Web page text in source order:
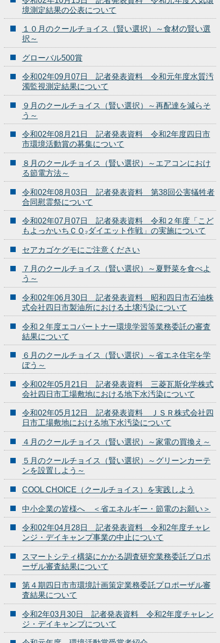
境測定結果の公表について
１０月のクールチョイス（賢い選択）～食材の賢い選
択～
グローバル500賞
令和02年09月07日 記者発表資料 令和元年度水質汚
濁監視測定結果について
９月のクールチョイス（賢い選択）～再配達を減らそ
う～
令和02年08月21日 記者発表資料 令和2年度四日市
市環境活動賞の募集について
８月のクールチョイス（賢い選択）～エアコンにおけ
る節電方法～
令和02年08月03日 記者発表資料 第38回公害犠牲者
合同慰霊祭について
令和02年07月07日 記者発表資料 令和２年度「こど
もよっかいちＣＯ₂ダイエット作戦」の実施について
セアカゴケグモにご注意ください
７月のクールチョイス（賢い選択）～夏野菜を食べよ
う～
令和02年06月30日 記者発表資料 昭和四日市石油株
式会社四日市製油所における土壌汚染について
令和２年度エコパートナー環境学習等業務委託の審査
結果について
６月のクールチョイス（賢い選択）～省エネ住宅を学
ぼう～
令和02年05月21日 記者発表資料 三菱瓦斯化学株式
会社四日市工場敷地における地下水汚染について
令和02年05月12日 記者発表資料 ＪＳＲ株式会社四
日市工場敷地における地下水汚染について
４月のクールチョイス（賢い選択）～家電の買換え～
５月のクールチョイス（賢い選択）～グリーンカーテ
ンを設置しよう～
COOL CHOICE（クールチョイス）を実践しよう
中小企業の皆様へ ＜省エネルギー・節電のお願い＞
令和02年04月28日 記者発表資料 令和2年度チャレ
ンジ・デイキャンプ事業の中止について
スマートシティ構築にかかる調査研究業務委託プロポ
ーザル審査結果について
第４期四日市市環境計画策定業務委託プロポーザル審
査結果について
令和2年03月30日 記者発表資料 令和2年度チャレン
ジ・デイキャンプについて